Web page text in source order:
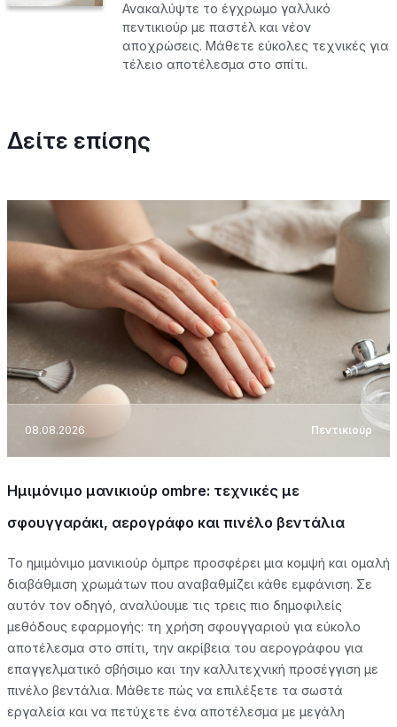
Ανακαλύψτε το έγχρωμο γαλλικό
πεντικιούρ με παστέλ και νέον
αποχρώσεις. Μάθετε εύκολες τεχνικές για
τέλειο αποτέλεσμα στο σπίτι.
Δείτε επίσης
08.08.2026 Πεντικιούρ
Ημιμόνιμο μανικιούρ ombre: τεχνικές με
σφουγγαράκι, αερογράφο και πινέλο βεντάλια
Το ημιμόνιμο μανικιούρ όμπρε προσφέρει μια κομψή και ομαλή
διαβάθμιση χρωμάτων που αναβαθμίζει κάθε εμφάνιση. Σε
αυτόν τον οδηγό, αναλύουμε τις τρεις πιο δημοφιλείς
μεθόδους εφαρμογής: τη χρήση σφουγγαριού για εύκολο
αποτέλεσμα στο σπίτι, την ακρίβεια του αερογράφου για
επαγγελματικό σβήσιμο και την καλλιτεχνική προσέγγιση με
πινέλο βεντάλια. Μάθετε πώς να επιλέξετε τα σωστά
εργαλεία και να πετύχετε ένα αποτέλεσμα με μεγάλη